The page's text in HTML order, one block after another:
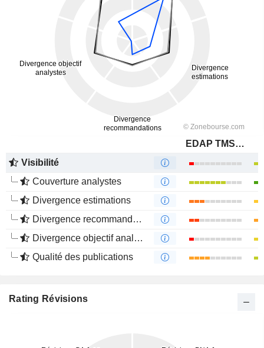
EDAP TMS S.A.
Visibilité
Couverture analystes
Divergence estimations
Divergence recommandations analystes
Divergence objectif analystes
Qualité des publications
Rating Révisions